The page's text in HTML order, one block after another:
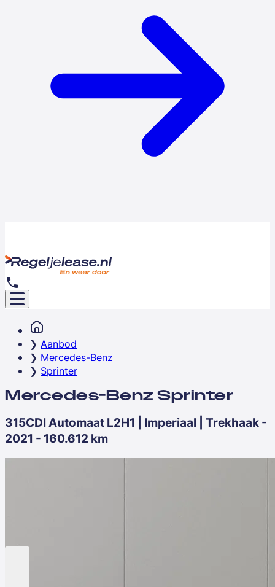
Aanbod
Mercedes-Benz
Sprinter
Mercedes-Benz Sprinter
315CDI Automaat L2H1 | Imperiaal | Trekhaak -
2021 - 160.612 km